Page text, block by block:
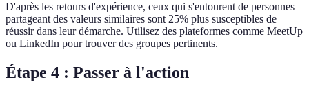
D'après les retours d'expérience, ceux qui s'entourent de personnes
partageant des valeurs similaires sont 25% plus susceptibles de
réussir dans leur démarche. Utilisez des plateformes comme MeetUp
ou LinkedIn pour trouver des groupes pertinents.
Étape 4 : Passer à l'action